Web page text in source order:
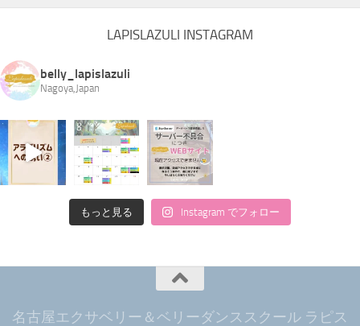
LAPISLAZULI INSTAGRAM
belly_lapislazuli
Nagoya,Japan
もっと見る Instagram でフォロー
名古屋エクサベリー＆ベリーダンススクール ラピス